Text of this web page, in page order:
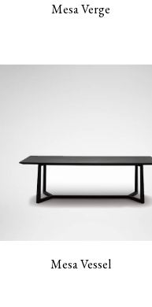
Mesa Verge
Mesa Vessel